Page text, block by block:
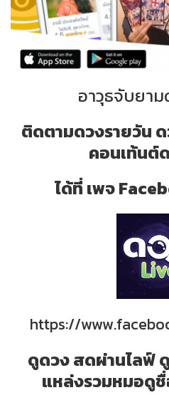
อาวุธจับยา
ติดตามดวงรายวัน
คอนเท้นต์
ได้ที่ เพจ
https://
ดูดวง สดผ่านไลฟ์
แหล่งรวมหมอดู